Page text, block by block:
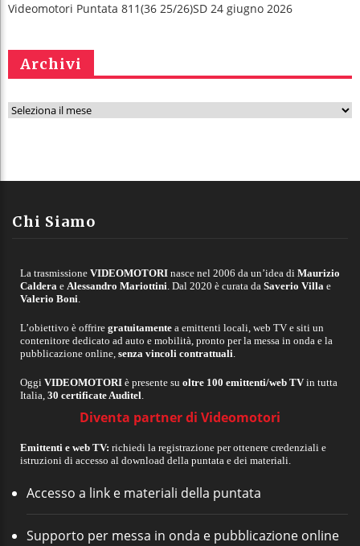
Videomotori Puntata 811(36 25/26)SD 24 giugno 2026
Archivi
A
vChi Siamo
La trasmissione VIDEOMOTORI nasce nel 2006 da un’idea di Maurizio
Caldera e Alessandro Mariottini. Dal 2020 è curata da Saverio Villa e
Valerio Boni.
L’obiettivo è offrire gratuitamente a emittenti locali, web TV e siti un
contenitore dedicato ad auto e mobilità, pronto per la messa in onda e la
pubblicazione online, senza vincoli contrattuali.
Oggi VIDEOMOTORI è presente su oltre 100 emittenti/web TVin tutta
Italia, 30 certificate Auditel.
Diventa partner di Videomotori
Emittenti e web TV: richiedi la registrazione per ottenere credenziali e
istruzioni di accesso al download della puntata e dei materiali.
Accesso a link e materiali della puntata
Supporto per messa in onda e pubblicazione online